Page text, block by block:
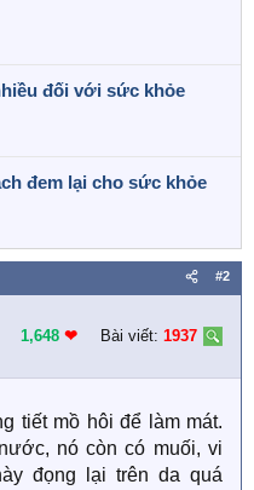
đối với sức khỏe
đem lại cho sức khỏe
#2
1,648 ❤︎ Bài viết: 1937
tiết mồ hôi để làm mát.
nó còn có muối, vi
đọng lại trên da quá